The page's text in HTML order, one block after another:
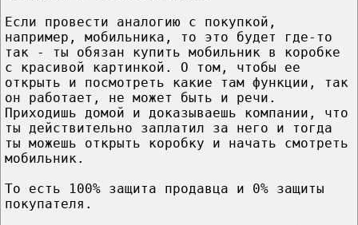
Если провести аналогию с покупкой,
например, мобильника, то это будет где-то
так - ты обязан купить мобильник в коробке
с красивой картинкой. О том, чтобы ее
открыть и посмотреть какие там функции, так
он работает, не может быть и речи.
Приходишь домой и доказываешь компании, что
ты действительно заплатил за него и тогда
ты можешь открыть коробку и начать смотреть
мобильник.
То есть 100% защита продавца и 0% защиты
покупателя.